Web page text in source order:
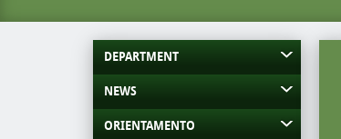
DEPARTMENT
NEWS
ORIENTAMENTO